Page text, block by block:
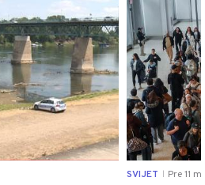
SVIJET Pre 11